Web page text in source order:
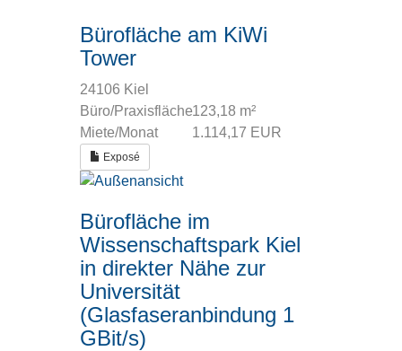
Bürofläche am KiWi
Tower
24106 Kiel
Büro/Praxisfläche123,18 m²
Miete/Monat
1.114,17 EUR
Exposé
Bürofläche im
Wissenschaftspark Kiel
in direkter Nähe zur
Universität
(Glasfaseranbindung 1
GBit/s)